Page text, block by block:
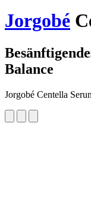
Jorgobé
Balance
Jorgobé Centella